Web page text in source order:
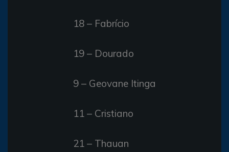
18 – Fabrício
19 – Dourado
9 – Geovane Itinga
11 – Cristiano
21 – Thauan